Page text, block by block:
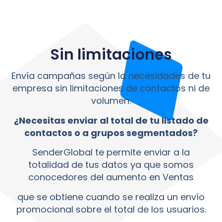
Sin limitaciones
Envía campañas según la necesidades de tu
empresa sin limitaciones de contactos ni de
volumen.
¿Necesitas enviar al total de tu listado de
contactos o a grupos segmentados?
SenderGlobal te permite enviar a la
totalidad de tus datos ya que somos
conocedores del aumento en Ventas
que se obtiene cuando se realiza un envío
promocional sobre el total de los usuarios.